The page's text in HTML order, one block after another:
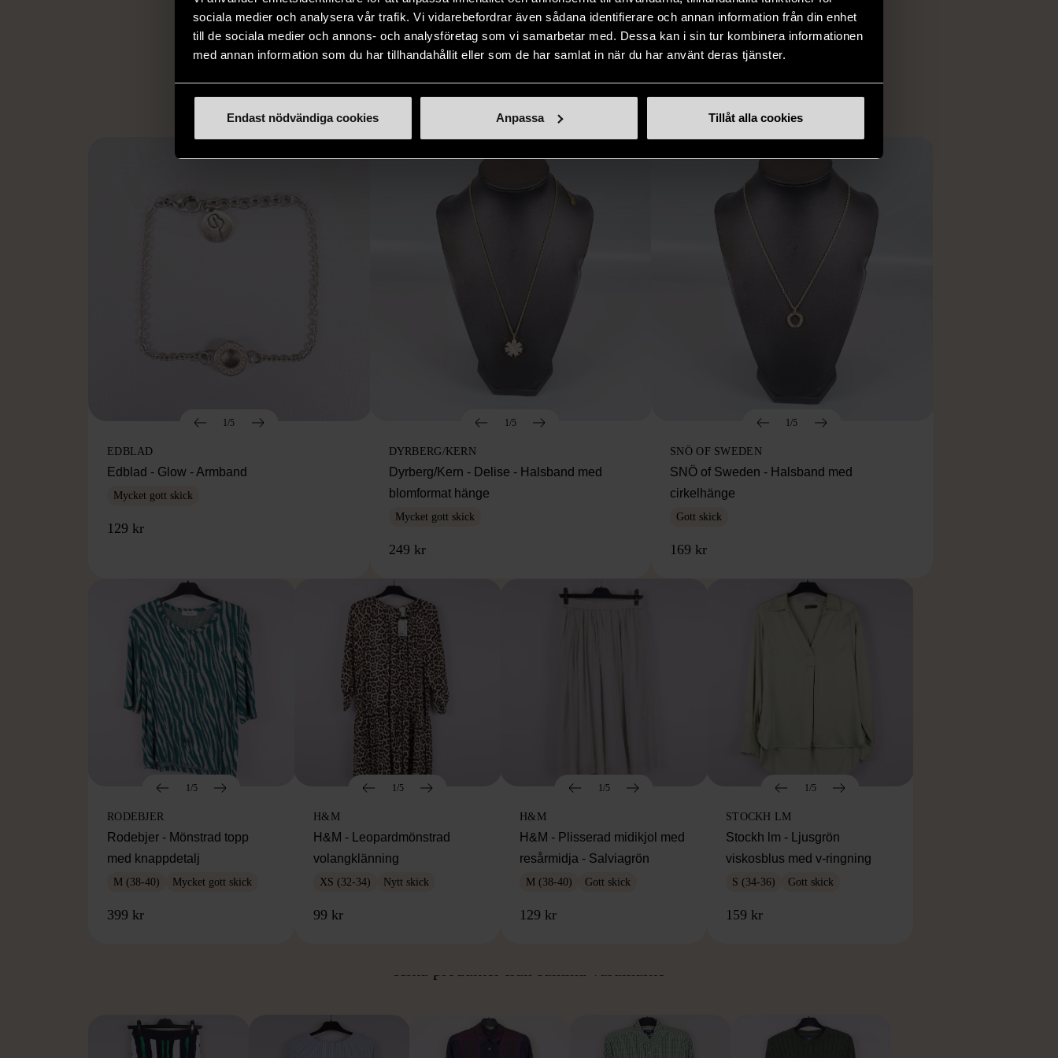
sociala medier och analysera vår trafik. Vi vidarebefordrar även sådana identifierare och annan information från din enhet
till de sociala medier och annons- och analysföretag som vi samarbetar med. Dessa kan i sin tur kombinera informationen
med annan information som du har tillhandahållit eller som de har samlat in när du har använt deras tjänster.
Endast nödvändiga cookies Anpassa Tillåt alla cookies
arbetstränar personer som står
utanför arbetsmarknaden på ett
eller annat sätt.
möjlighet att återanvända och ge
nytt liv åt befintliga produkter.
unika och originella föremål som
inte finns i vanliga butiker.
LIKNANDE PRODUKTER
Hitta produkter som påminner om denna
1/5
EDBLAD
Edblad - Glow - Armband
Mycket gott skick
129 kr
1/5
DYRBERG/KERN
Dyrberg/Kern - Delise - Halsband med
blomformat hänge
Mycket gott skick
249 kr
1/5
SNÖ OF SWEDEN
SNÖ of Sweden - Halsband med
cirkelhänge
Gott skick
169 kr
1/5
RODEBJER
Rodebjer - Mönstrad topp
med knappdetalj
M (38-40) Mycket gott skick
399 kr
1/5
H&M
H&M - Leopardmönstrad
volangklänning
XS (32-34) Nytt skick
99 kr
1/5
H&M
H&M - Plisserad midikjol med
resårmidja - Salviagrön
M (38-40) Gott skick
129 kr
1/5
STOCKH LM
Stockh lm - Ljusgrön
viskosblus med v-ringning
S (34-36) Gott skick
159 kr
Hitta produkter från samma varumärke